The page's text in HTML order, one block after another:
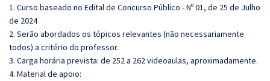
1. Curso baseado no Edital de Concurso Público - Nº 01, de 25 de Julho
de 2024
2. Serão abordados os tópicos relevantes (não necessariamente
todos) a critério do professor.
3. Carga horária prevista: de 252 a 262 videoaulas, aproximadamente.
4. Material de apoio: